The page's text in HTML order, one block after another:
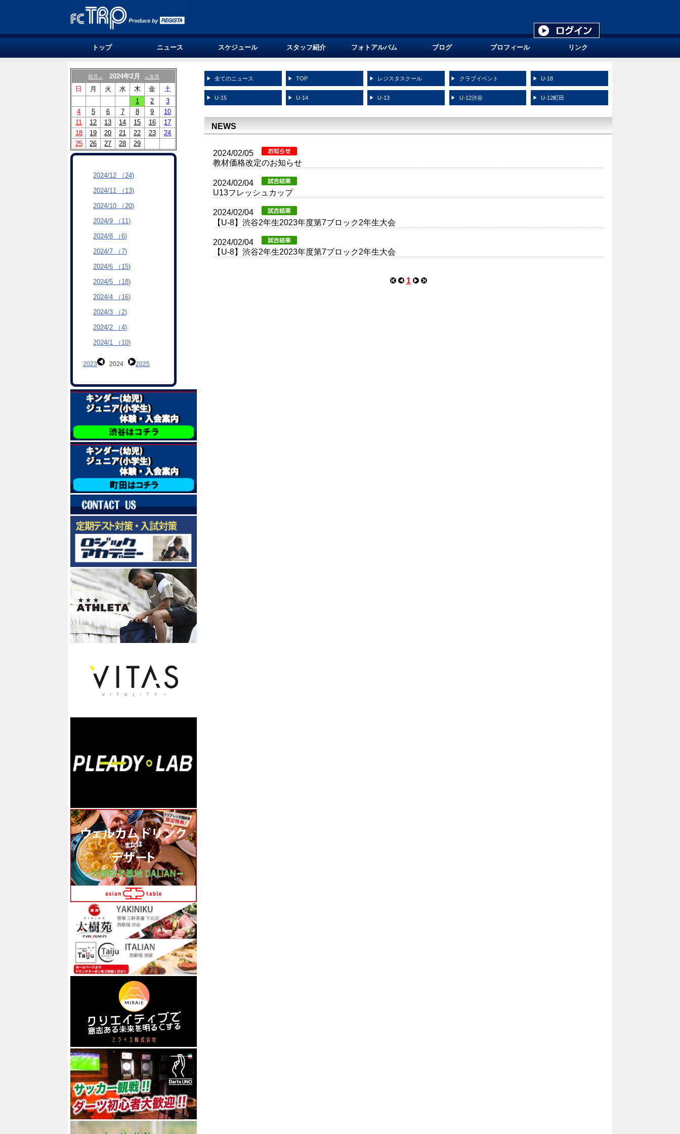
トップ ニュース スケジュール スタッフ紹介 フォトアルバム ブログ プロフィール リンク
全てのニュース TOP レジスタスクール クラブイベント U-18
U-15 U-14 U-13 U-12渋谷 U-12町田
NEWS
2024/02/05
教材価格改定のお知らせ
2024/02/04
U13フレッシュカップ
2024/02/04
【U-8】渋谷2年生2023年度第7ブロック2年生大会
2024/02/04
【U-8】渋谷2年生2023年度第7ブロック2年生大会
1
前月← 2024年2月 →次月
日 月 火 水 木 金
土
1
2
3
4
5 6 7 8 9
10
11
12 13 14 15 16
17
18
19 20 21 22 23
24
25
26 27 28 29
2024/12 （24)
2024/11 （13)
2024/10 （20)
2024/9 （11)
2024/8 （6)
2024/7 （7)
2024/6 （15)
2024/5 （18)
2024/4 （16)
2024/3 （2)
2024/2 （4)
2024/1 （10)
2023 2024 2025